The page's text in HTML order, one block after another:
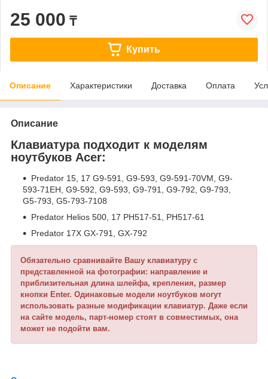
25 000 ₸
Купить
Описание Характеристики Доставка Оплата
Описание
Клавиатура подходит к моделям
ноутбуков Acer:
Predator 15, 17 G9-591, G9-593, G9-591-70VM, G9-
593-71EH, G9-592, G9-593, G9-791, G9-792, G9-793,
G5-793, G5-793-7108
Predator Helios 500, 17 PH517-51, PH517-61
Predator 17X GX-791, GX-792
Обязательно сравнивайте Вашу клавиатуру с
представленной на фотографии: направление и
приблизительная длина шлейфа, крепления, размер
кнопки Enter. Одинаковые модели ноутбуков могут
использовать разные модификации клавиатур. Даже если
на сайте модель, парт-номер стоят в совместимых, она
может не подойти вам.